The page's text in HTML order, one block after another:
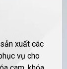
xuất các
vụ cho